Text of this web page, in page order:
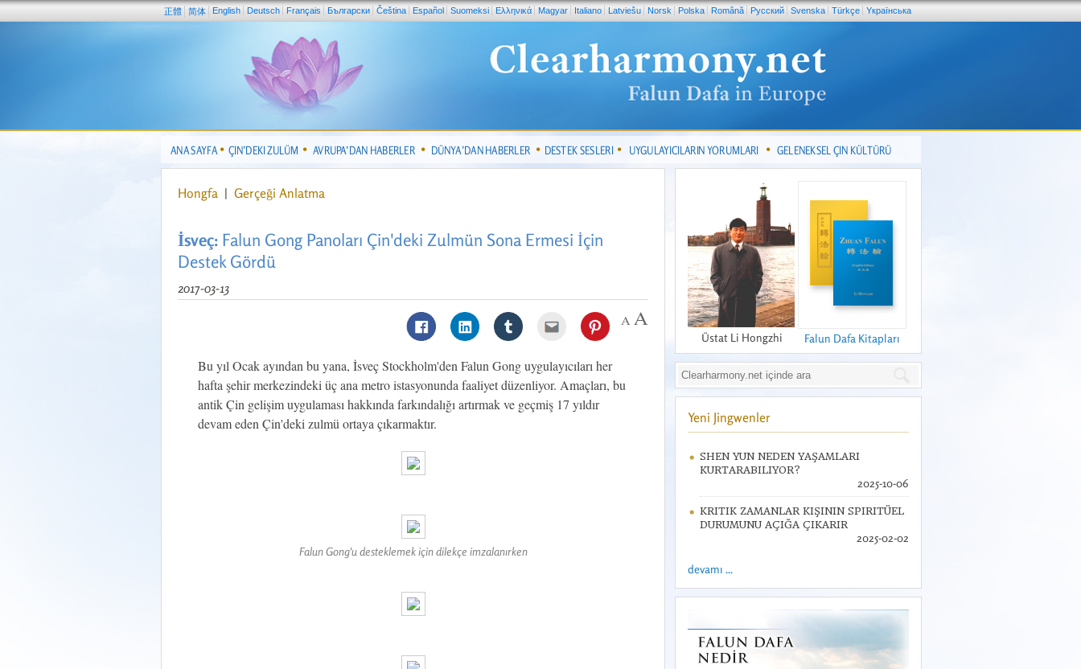
正體 简体 English Deutsch Français Български Čeština Español Suomeksi Ελληνικά Magyar Italiano Latviešu Norsk Polska Română Pусский Svenska Türkçe Yкраїнська
ANA SAYFA ÇIN’DEKI ZULÜM AVRUPA’DAN HABERLER DÜNYA’DAN HABERLER DESTEK SESLERI UYGULAYICILARIN YORUMLARI GELENEKSEL ÇIN KÜLTÜRÜ
Hongfa | Gerçeği Anlatma
İsveç: Falun Gong Panoları Çin'deki Zulmün Sona Ermesi İçin
Destek Gördü
2017-03-13
Bu yıl Ocak ayından bu yana, İsveç Stockholm'den Falun Gong uygulayıcıları her
hafta şehir merkezindeki üç ana metro istasyonunda faaliyet düzenliyor. Amaçları, bu
antik Çin gelişim uygulaması hakkında farkındalığı artırmak ve geçmiş 17 yıldır
devam eden Çin'deki zulmü ortaya çıkarmaktır.
Falun Gong'u desteklemek için dilekçe imzalanırken
Üstat Li Hongzhi Falun Dafa Kitapları
Yeni Jingwenler
SHEN YUN NEDEN YAŞAMLARI
KURTARABILIYOR?
2025-10-06
KRITIK ZAMANLAR KIŞININ SPIRITÜEL
DURUMUNU AÇIĞA ÇIKARIR
2025-02-02
devamı ...